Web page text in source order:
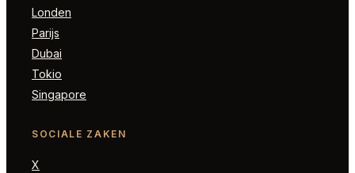
Londen
Parijs
Dubai
Tokio
Singapore
SOCIALE ZAKEN
X